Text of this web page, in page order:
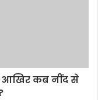
आखिर कब नींद से